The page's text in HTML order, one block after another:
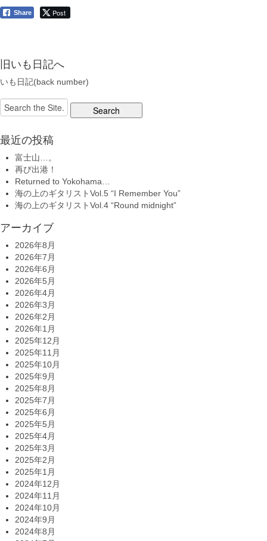
Share Post
旧いも日記へ
いも日記(back number)
Search
for:
最近の投稿
富士山…。
再び出港！
Returned to Yokohama…
海の上のギタリストVol.5 “I Remember You”
海の上のギタリストVol.4 “Round midnight”
アーカイブ
2026年8月
2026年7月
2026年6月
2026年5月
2026年4月
2026年3月
2026年2月
2026年1月
2025年12月
2025年11月
2025年10月
2025年9月
2025年8月
2025年7月
2025年6月
2025年5月
2025年4月
2025年3月
2025年2月
2025年1月
2024年12月
2024年11月
2024年10月
2024年9月
2024年8月